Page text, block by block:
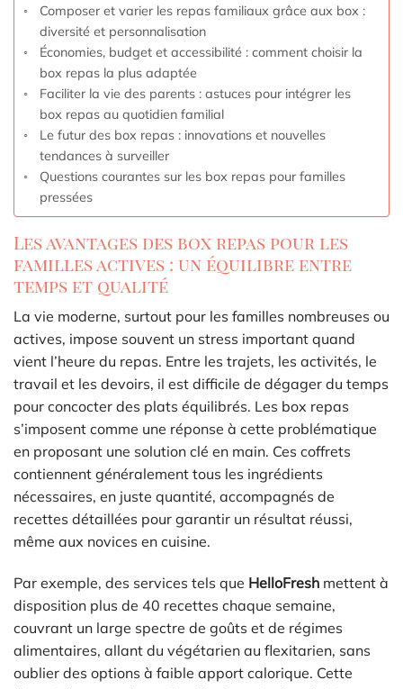
Composer et varier les repas familiaux grâce aux box :
diversité et personnalisation
Économies, budget et accessibilité : comment choisir la
box repas la plus adaptée
Faciliter la vie des parents : astuces pour intégrer les
box repas au quotidien familial
Le futur des box repas : innovations et nouvelles
tendances à surveiller
Questions courantes sur les box repas pour familles
pressées
Les avantages des box repas pour les
familles actives : un équilibre entre
temps et qualité
La vie moderne, surtout pour les familles nombreuses ou
actives, impose souvent un stress important quand
vient l’heure du repas. Entre les trajets, les activités, le
travail et les devoirs, il est difficile de dégager du temps
pour concocter des plats équilibrés. Les box repas
s’imposent comme une réponse à cette problématique
en proposant une solution clé en main. Ces coffrets
contiennent généralement tous les ingrédients
nécessaires, en juste quantité, accompagnés de
recettes détaillées pour garantir un résultat réussi,
même aux novices en cuisine.
Par exemple, des services tels que HelloFresh mettent à
disposition plus de 40 recettes chaque semaine,
couvrant un large spectre de goûts et de régimes
alimentaires, allant du végétarien au flexitarien, sans
oublier des options à faible apport calorique. Cette